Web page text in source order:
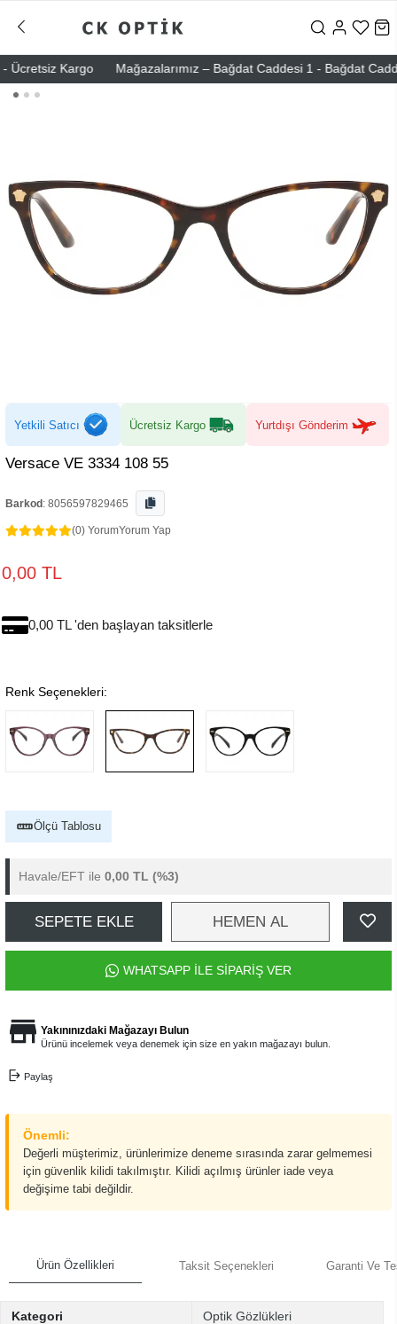
Kargo Mağazalarımız – Bağdat Caddesi 1 - Bağdat
Yetkili Satıcı Ücretsiz Kargo Yurtdışı Gönderim
Versace VE 3334 108 55
Barkod : 8056597829465
(0) YorumYorum Yap
0,00 TL
0,00 TL 'den başlayan taksitlerle
Renk Seçenekleri:
Ölçü Tablosu
Havale/EFT ile 0,00 TL (%3)
SEPETE EKLE HEMEN AL
WHATSAPP İLE SİPARİŞ VER
Yakınınızdaki Mağazayı Bulun
Ürünü incelemek veya denemek için size en yakın mağazayı bulun.
Paylaş
Önemli:
Değerli müşterimiz, ürünlerimize deneme sırasında zarar gelmemesi
için güvenlik kilidi takılmıştır. Kilidi açılmış ürünler iade veya
değişime tabi değildir.
Ürün Özellikleri Taksit Seçenekleri Garanti Ve
Kategori Optik Gözlükleri